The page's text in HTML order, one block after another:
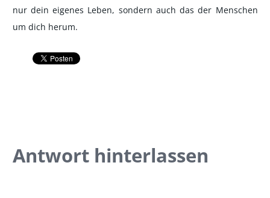
nur dein eigenes Leben, sondern auch das der Menschen
um dich herum.
Antwort hinterlassen